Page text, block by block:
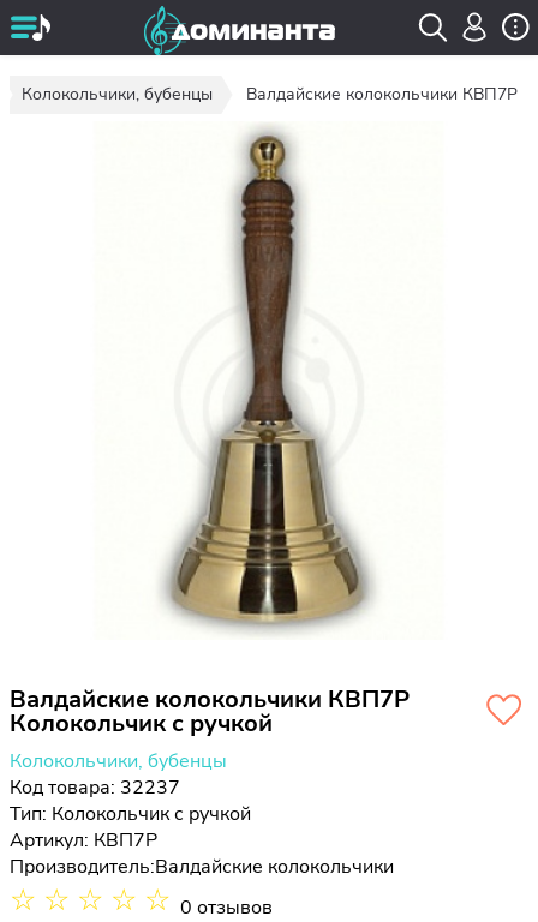
Колокольчики, бубенцы Валдайские колокольчики КВП7Р
Валдайские колокольчики КВП7Р
Колокольчик с ручкой
Колокольчики, бубенцы
Код товара: 32237
Тип: Колокольчик с ручкой
Артикул: КВП7Р
Производитель:Валдайские колокольчики
☆ ☆ ☆ ☆ ☆ 0 отзывов